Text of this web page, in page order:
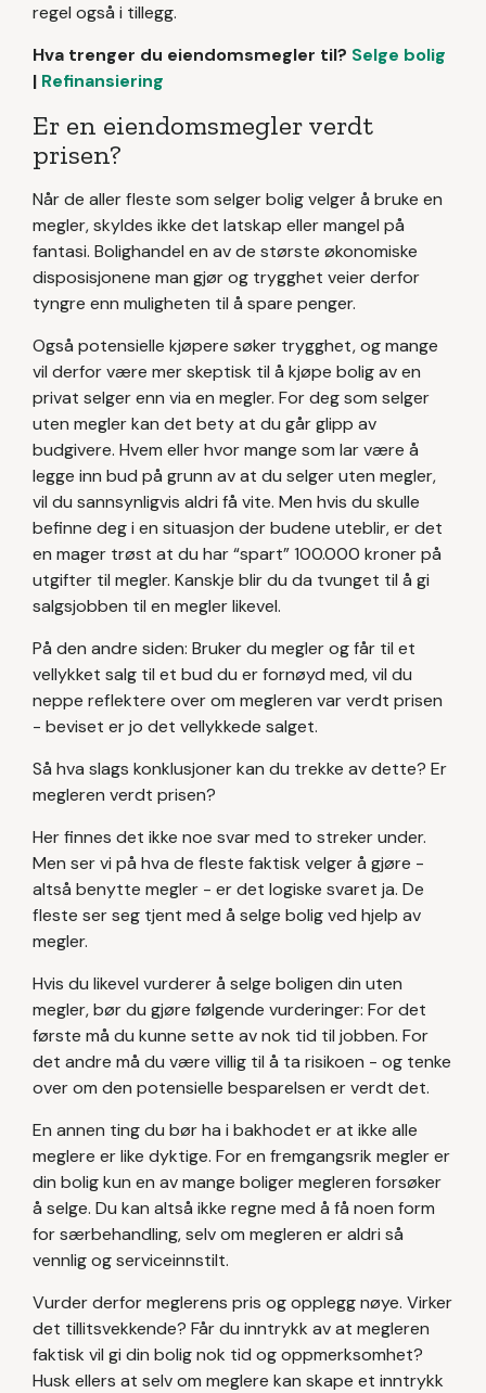
regel også i tillegg.
Hva trenger du eiendomsmegler til? Selge bolig
| Refinansiering
Er en eiendomsmegler verdt
prisen?
Når de aller fleste som selger bolig velger å bruke en
megler, skyldes ikke det latskap eller mangel på
fantasi. Bolighandel en av de største økonomiske
disposisjonene man gjør og trygghet veier derfor
tyngre enn muligheten til å spare penger.
Også potensielle kjøpere søker trygghet, og mange
vil derfor være mer skeptisk til å kjøpe bolig av en
privat selger enn via en megler. For deg som selger
uten megler kan det bety at du går glipp av
budgivere. Hvem eller hvor mange som lar være å
legge inn bud på grunn av at du selger uten megler,
vil du sannsynligvis aldri få vite. Men hvis du skulle
befinne deg i en situasjon der budene uteblir, er det
en mager trøst at du har “spart” 100.000 kroner på
utgifter til megler. Kanskje blir du da tvunget til å gi
salgsjobben til en megler likevel.
På den andre siden: Bruker du megler og får til et
vellykket salg til et bud du er fornøyd med, vil du
neppe reflektere over om megleren var verdt prisen
- beviset er jo det vellykkede salget.
Så hva slags konklusjoner kan du trekke av dette? Er
megleren verdt prisen?
Her finnes det ikke noe svar med to streker under.
Men ser vi på hva de fleste faktisk velger å gjøre -
altså benytte megler - er det logiske svaret ja. De
fleste ser seg tjent med å selge bolig ved hjelp av
megler.
Hvis du likevel vurderer å selge boligen din uten
megler, bør du gjøre følgende vurderinger: For det
første må du kunne sette av nok tid til jobben. For
det andre må du være villig til å ta risikoen - og tenke
over om den potensielle besparelsen er verdt det.
En annen ting du bør ha i bakhodet er at ikke alle
meglere er like dyktige. For en fremgangsrik megler er
din bolig kun en av mange boliger megleren forsøker
å selge. Du kan altså ikke regne med å få noen form
for særbehandling, selv om megleren er aldri så
vennlig og serviceinnstilt.
Vurder derfor meglerens pris og opplegg nøye. Virker
det tillitsvekkende? Får du inntrykk av at megleren
faktisk vil gi din bolig nok tid og oppmerksomhet?
Husk ellers at selv om meglere kan skape et inntrykk